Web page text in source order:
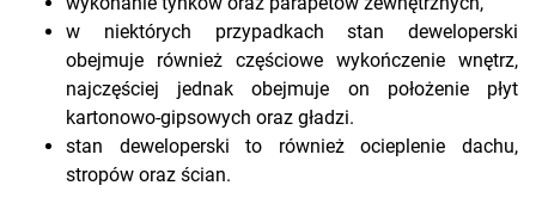
w niektórych przypadkach stan deweloperski
obejmuje również częściowe wykończenie wnętrz,
najczęściej jednak obejmuje on położenie płyt
kartonowo-gipsowych oraz gładzi.
stan deweloperski to również ocieplenie dachu,
stropów oraz ścian.